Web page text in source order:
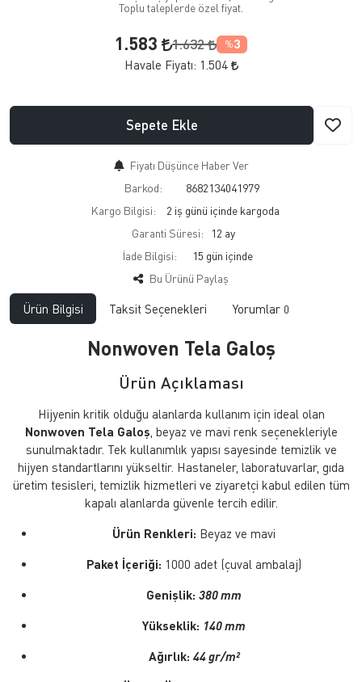
Toplu taleplerde özel fiyat.
1.583 1.632 %3
Havale Fiyatı: 1.504
Sepete Ekle
Fiyatı Düşünce Haber Ver
Barkod:
8682134041979
Kargo Bilgisi:
2 iş günü içinde kargoda
Garanti Süresi:
12 ay
İade Bilgisi:
Bu Ürünü Paylaş
Ürün Bilgisi Taksit Seçenekleri Yorumlar 0
Nonwoven Tela Galoş
Ürün Açıklaması
Hijyenin kritik olduğu alanlarda kullanım için ideal olan
Nonwoven Tela Galoş , beyaz ve mavi renk seçenekleriyle
sunulmaktadır. Tek kullanımlık yapısı sayesinde temizlik ve
hijyen standartlarını yükseltir. Hastaneler, laboratuvarlar, gıda
üretim tesisleri, temizlik hizmetleri ve ziyaretçi kabul edilen tüm
kapalı alanlarda güvenle tercih edilir.
Ürün Renkleri: Beyaz ve mavi
Paket İçeriği: 1000 adet (çuval ambalaj)
Genişlik: 380 mm
Yükseklik: 140 mm
Ağırlık: 44 gr/m²